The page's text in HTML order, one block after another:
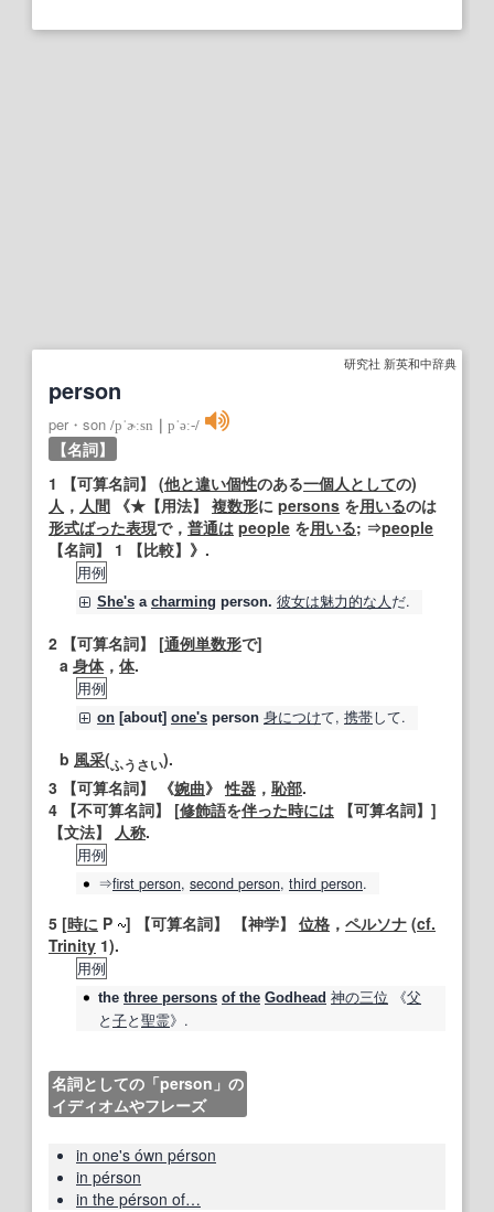
研究社 新英和中辞典
person
per・son /pˈɚːsn pˈəː‐/
【名詞】
1
【可算名詞】 (他と違い個性のある一個人としての)
人 ， 人間 《★ 【用法】 複数形に persons を用いるのは
形式ばった表現で， 普通は people を用いる; ⇒people
【名詞】
1 【比較】 》.
用例
She's a charming person. 彼女は魅力的な人だ.
2 【可算名詞】 [通例単数形で]
a 身体， 体.
用例
on [about] one's person 身につけて, 携帯して.
b 風采(ふうさい).
3 【可算名詞】 《婉曲》性器 ， 恥部.
4 【不可算名詞】 [修飾語を伴った時には 【可算名詞】 ]
【文法】
人称.
用例
⇒first person, second person, third person.
5 [時に P ] 【可算名詞】 【神学】 位格 ， ペルソナ (cf.
Trinity 1).
用例
the three persons of the Godhead 神の三位 《父
と子と聖霊》.
名詞としての「person」の
イディオムやフレーズ
in one's ówn pérson
in pérson
in the pérson of…